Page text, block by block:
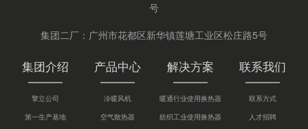
号
集团二厂：广州市花都区新华镇莲塘工业区松庄路5号
集团介绍
擎立公司
第一生产基地
产品中心
冷暖风机
空气散热器
解决方案
暖通行业使用换热器
纺织工业使用换热器
联系我们
联系方式
人才招聘